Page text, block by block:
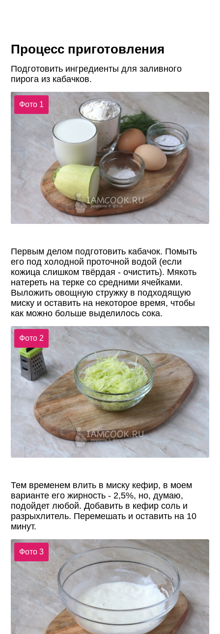
Процесс приготовления
Подготовить ингредиенты для заливного
пирога из кабачков.
Фото 1
Первым делом подготовить кабачок. Помыть
его под холодной проточной водой (если
кожица слишком твёрдая - очистить). Мякоть
натереть на терке со средними ячейками.
Выложить овощную стружку в подходящую
миску и оставить на некоторое время, чтобы
как можно больше выделилось сока.
Фото 2
Тем временем влить в миску кефир, в моем
варианте его жирность - 2,5%, но, думаю,
подойдет любой. Добавить в кефир соль и
разрыхлитель. Перемешать и оставить на 10
минут.
Фото 3